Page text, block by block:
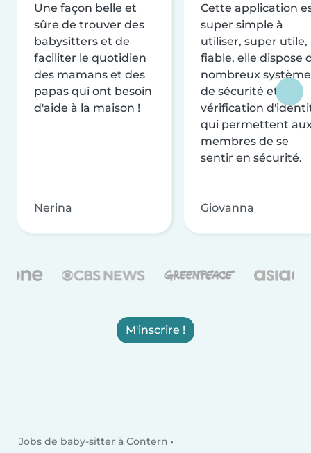
Une façon belle et
sûre de trouver des
babysitters et de
faciliter le quotidien
des mamans et des
papas qui ont besoin
d'aide à la maison !
Nerina
Cette application
super simple à
utiliser, super utile,
fiable, elle dispose
nombreux
de sécurité et de
vérification
qui permettent
membres de se
sentir en sécurité.
Giovanna
M'inscrire !
Jobs de baby-sitter à Contern